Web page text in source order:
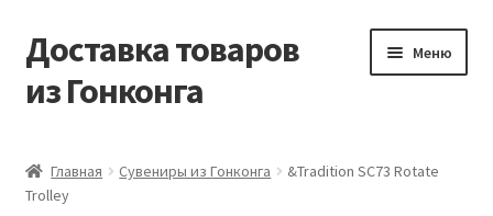
Перейти
к
навигации
Перейти
к
содержимому
Доставка товаров
из Гонконга
Меню
Контакты
Главная Сувениры из Гонконга
&Tradition SC73 Rotate
Trolley